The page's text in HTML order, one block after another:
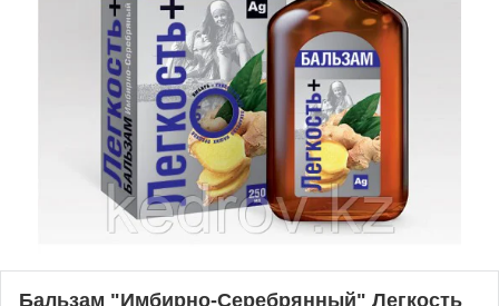
Бальзам "Имбирно-Серебрянный" Легкость